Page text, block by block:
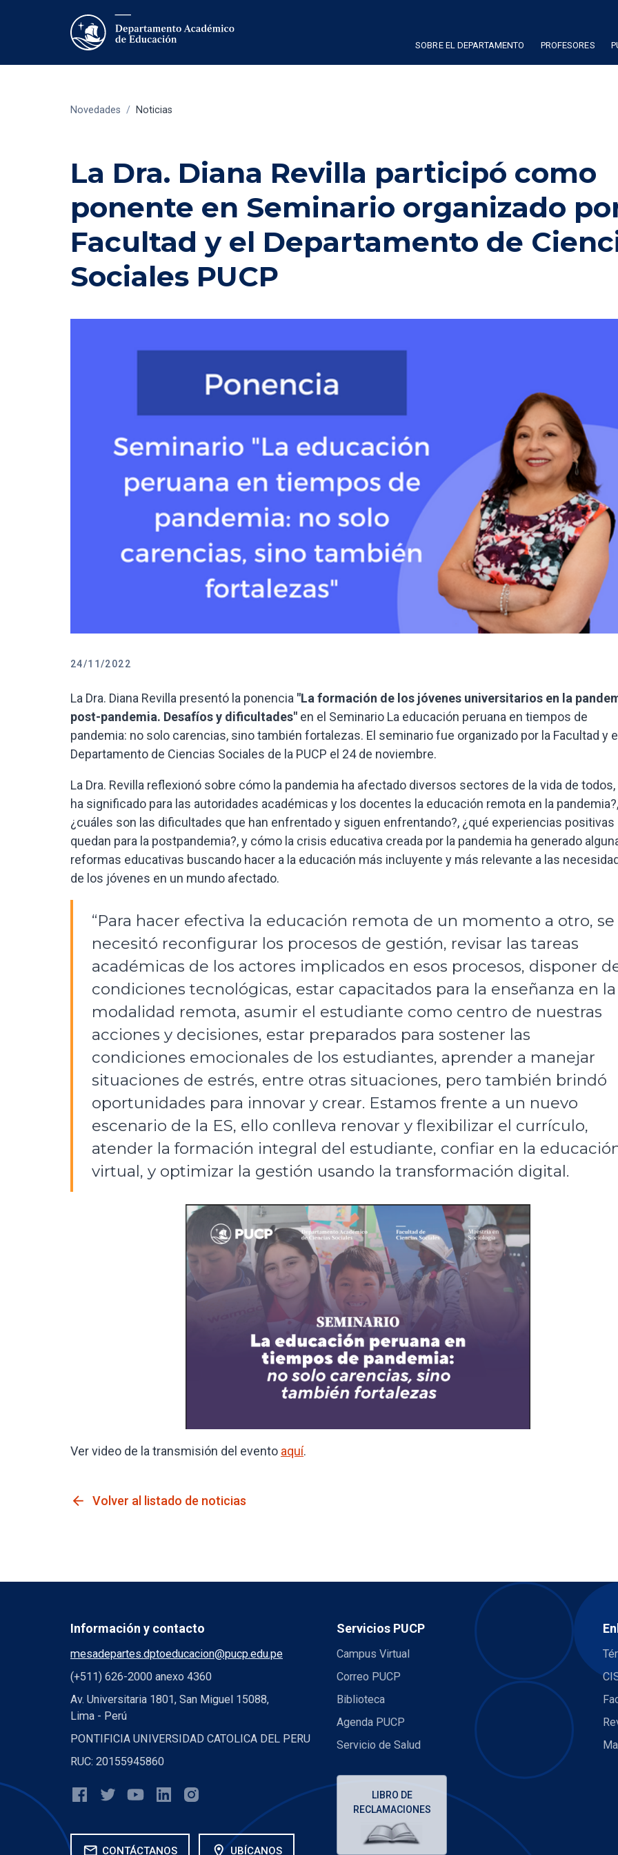
SOBRE EL DEPARTAMENTO PROFESORES
Novedades / Noticias
La Dra. Diana Revilla participó como
ponente en Seminario organizado
Facultad y el Departamento de
Sociales PUCP
24/11/2022
La Dra. Diana Revilla presentó la ponencia "La formación de los jóvenes universitarios en la
post-pandemia. Desafíos y dificultades" en el Seminario La educación peruana en tiempos de
pandemia: no solo carencias, sino también fortalezas. El seminario fue organizado por la Facultad y
Departamento de Ciencias Sociales de la PUCP el 24 de noviembre.
La Dra. Revilla reflexionó sobre cómo la pandemia ha afectado diversos sectores de la vida de todos,
ha significado para las autoridades académicas y los docentes la educación remota en la pandemia?,
¿cuáles son las dificultades que han enfrentado y siguen enfrentando?, ¿qué experiencias positivas
quedan para la postpandemia?, y cómo la crisis educativa creada por la pandemia ha generado
reformas educativas buscando hacer a la educación más incluyente y más relevante a las
de los jóvenes en un mundo afectado.
“Para hacer efectiva la educación remota de un momento a otro, se
necesitó reconfigurar los procesos de gestión, revisar las tareas
académicas de los actores implicados en esos procesos, disponer
condiciones tecnológicas, estar capacitados para la enseñanza en la
modalidad remota, asumir el estudiante como centro de nuestras
acciones y decisiones, estar preparados para sostener las
condiciones emocionales de los estudiantes, aprender a manejar
situaciones de estrés, entre otras situaciones, pero también brindó
oportunidades para innovar y crear. Estamos frente a un nuevo
escenario de la ES, ello conlleva renovar y flexibilizar el currículo,
atender la formación integral del estudiante, confiar en la
virtual, y optimizar la gestión usando la transformación digital.
Ver video de la transmisión del evento aquí.
arrow_back Volver al listado de noticias
Información y contacto
mesadepartes.dptoeducacion@pucp.edu.pe
(+511) 626-2000 anexo 4360
Av. Universitaria 1801, San Miguel 15088,
Lima - Perú
PONTIFICIA UNIVERSIDAD CATOLICA DEL PERU
RUC: 20155945860
mail CONTÁCTANOS location_on UBÍCANOS
Servicios PUCP
Campus Virtual
Correo PUCP
Biblioteca
Agenda PUCP
Servicio de Salud
LIBRO DE
RECLAMACIONES